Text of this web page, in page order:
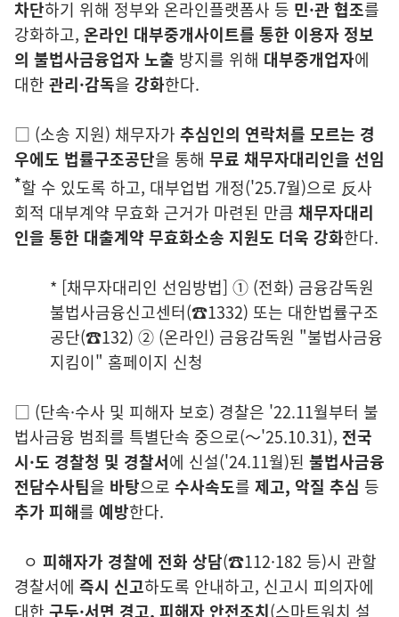
차단하기 위해 정부와 온라인플랫폼사 등 민·관 협조를
강화하고, 온라인 대부중개사이트를 통한 이용자 정보
의 불법사금융업자 노출 방지를 위해 대부중개업자에
대한 관리·감독을 강화한다.
□ (소송 지원) 채무자가 추심인의 연락처를 모르는 경
우에도 법률구조공단을 통해 무료 채무자대리인을 선임
*할 수 있도록 하고, 대부업법 개정('25.7월)으로 反사
회적 대부계약 무효화 근거가 마련된 만큼 채무자대리
인을 통한 대출계약 무효화소송 지원도 더욱 강화한다.
* [채무자대리인 선임방법] ① (전화) 금융감독원
불법사금융신고센터(☎1332) 또는 대한법률구조
공단(☎132) ② (온라인) 금융감독원 "불법사금융
지킴이" 홈페이지 신청
□ (단속·수사 및 피해자 보호) 경찰은 '22.11월부터 불
법사금융 범죄를 특별단속 중으로(～'25.10.31), 전국
시·도 경찰청 및 경찰서에 신설('24.11월)된 불법사금융
전담수사팀을 바탕으로 수사속도를 제고, 악질 추심 등
추가 피해를 예방한다.
ㅇ 피해자가 경찰에 전화 상담(☎112·182 등)시 관할
경찰서에 즉시 신고하도록 안내하고, 신고시 피의자에
대한 구두·서면 경고, 피해자 안전조치(스마트워치 설